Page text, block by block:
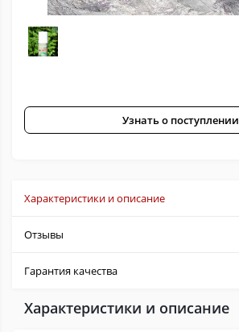
Узнать о поступлении
Характеристики и описание
Отзывы
Гарантия качества
Характеристики и описание